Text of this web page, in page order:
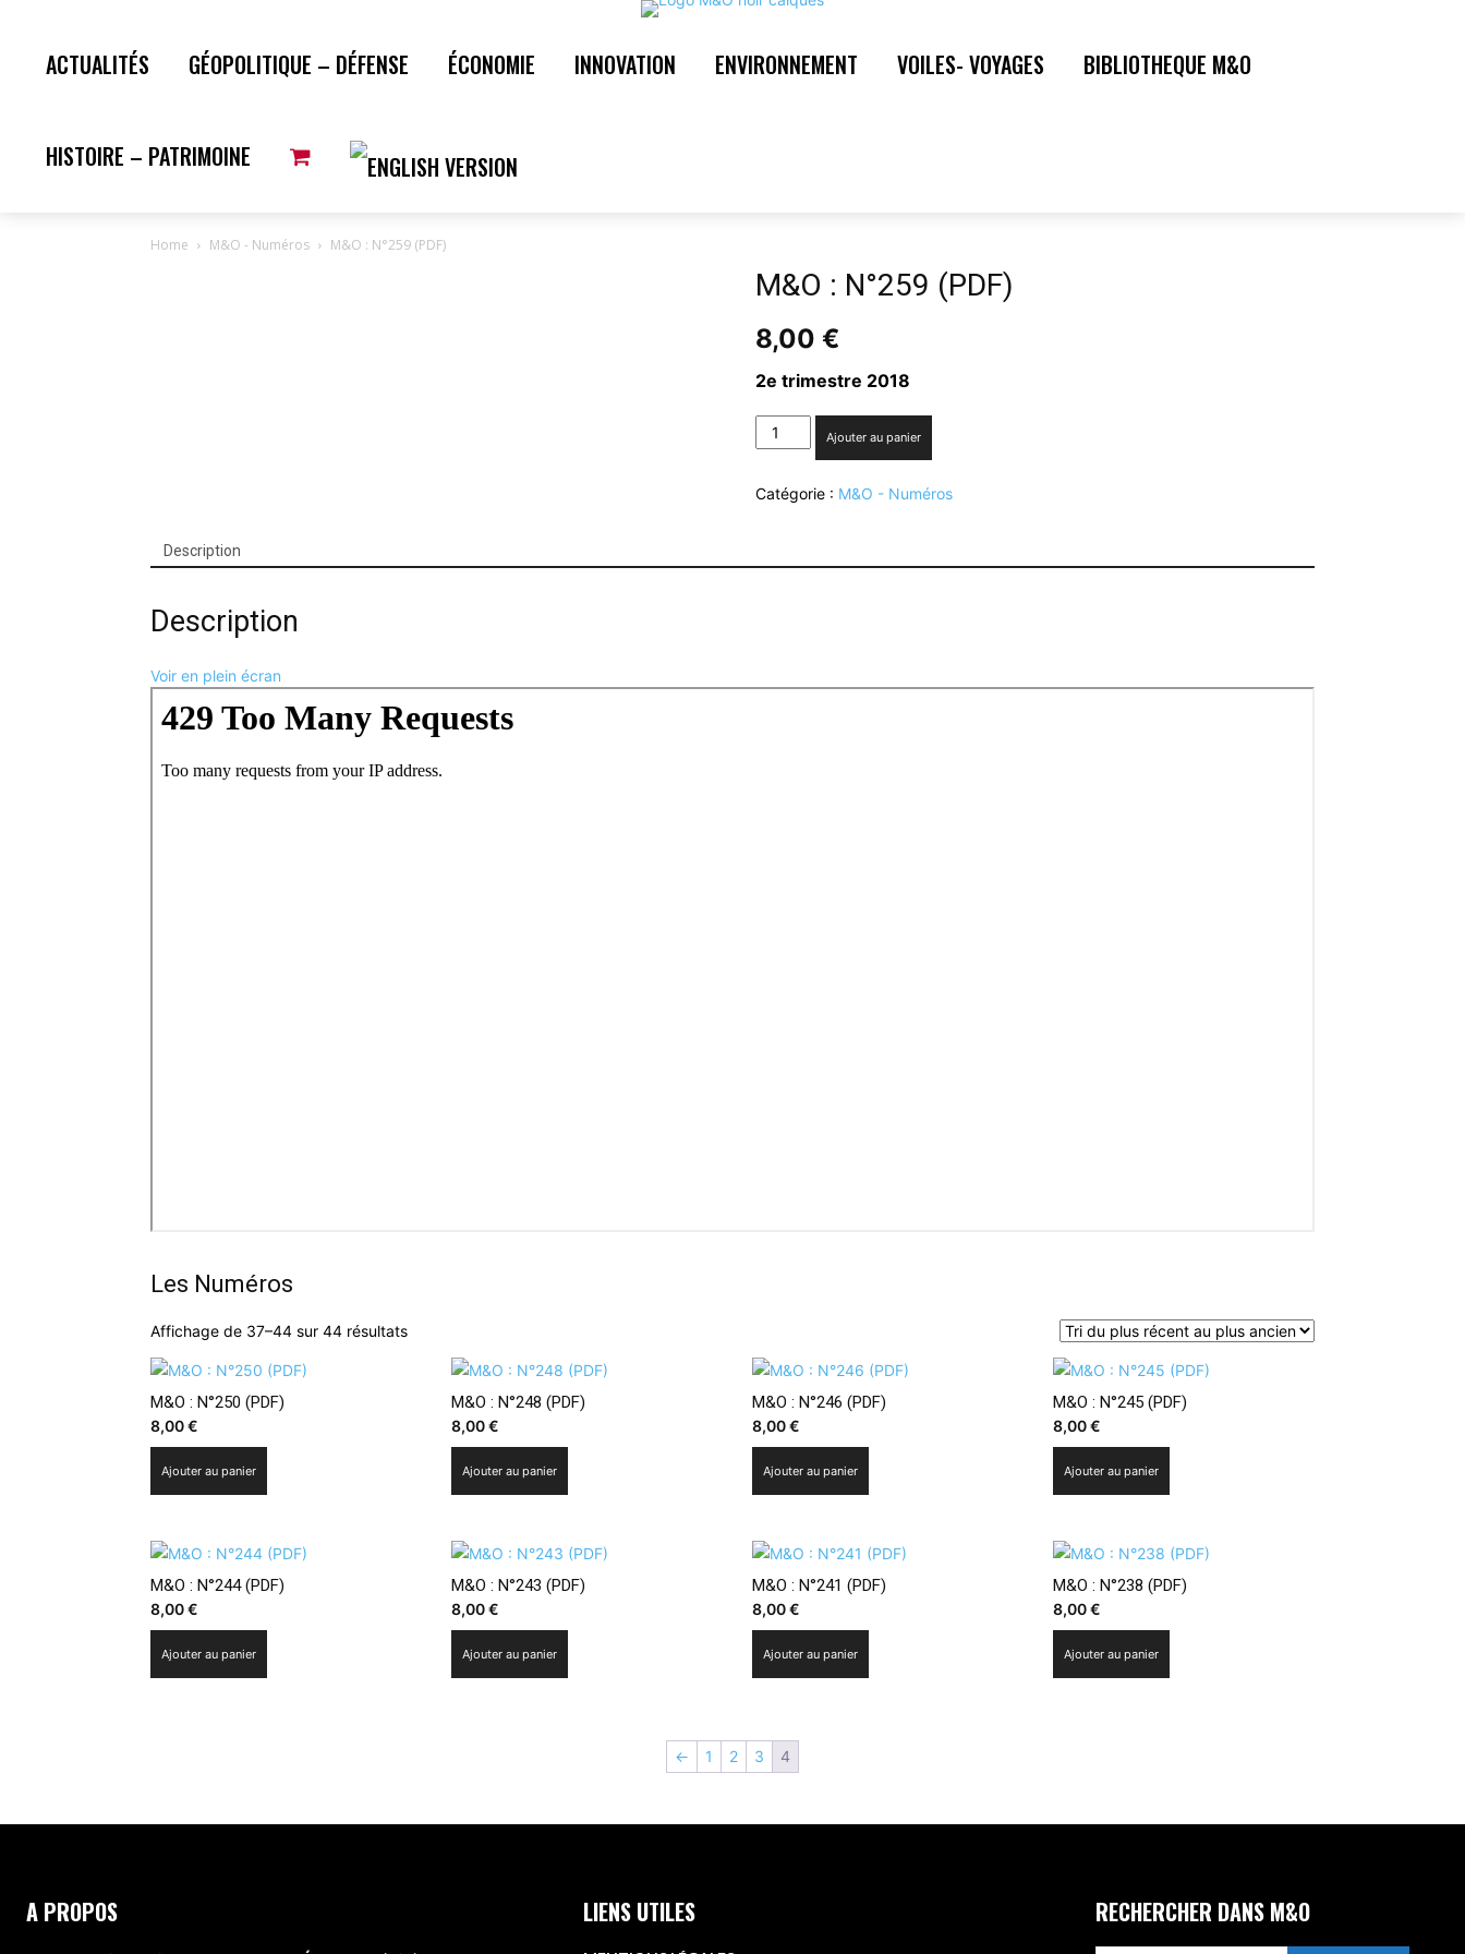
ACTUALITÉS GÉOPOLITIQUE – DÉFENSE ÉCONOMIE INNOVATION ENVIRONNEMENT VOILES- VOYAGES BIBLIOTHEQUE M&O
HISTOIRE – PATRIMOINE
Home M&O - Numéros M&O : N°259 (PDF)
M&O : N°259 (PDF)
8,00€
2e trimestre 2018
quantité
de
:
Ajouter au panier
Catégorie : M&O - Numéros
Description
Description
Voir en plein écran
au
PDF
Les Numéros
Affichage de 37–44 sur 44 résultatsTrié
récent
M&O : N°250 (PDF)
8,00€
Ajouter au panier
M&O : N°248 (PDF)
8,00€
Ajouter au panier
M&O : N°246 (PDF)
8,00€
Ajouter au panier
M&O : N°245 (PDF)
8,00€
Ajouter au panier
M&O : N°244 (PDF)
8,00€
Ajouter au panier
M&O : N°243 (PDF)
8,00€
Ajouter au panier
M&O : N°241 (PDF)
8,00€
Ajouter au panier
M&O : N°238 (PDF)
8,00€
Ajouter au panier
← 1 2 3 4
A PROPOS LIENS UTILES RECHERCHER DANS M&O